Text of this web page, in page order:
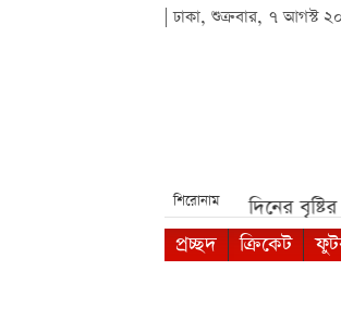
| ঢাকা, শুক্রবার, ৭ আগস্ট
শিরোনাম
দেশজুড়ে ৫ দিনের বৃষ্টির পূর্বাভাস,
প্রচ্ছদ
ক্রিকেট